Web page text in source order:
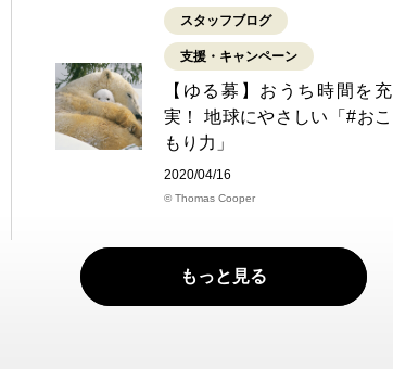
スタッフブログ
支援・キャンペーン
【ゆる募】おうち時間を充
実！ 地球にやさしい「#おこ
もり力」
2020/04/16
© Thomas Cooper
もっと見る